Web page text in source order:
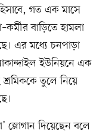
গত এক মাসে
বাড়িতে হামলা
এর মধ্যে চনপাড়া
ইউনিয়নে এক
তুলে নিয়ে
স্লোগান দিয়েছেন বলে